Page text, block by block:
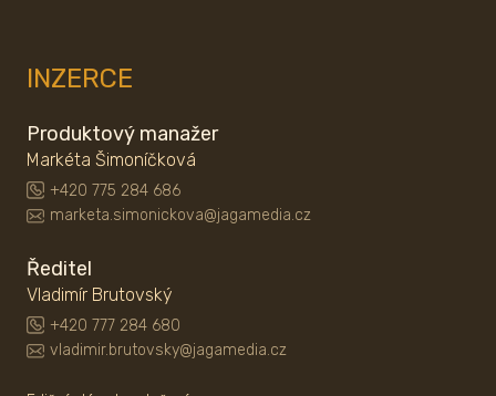
INZERCE
Produktový manažer
Markéta Šimoníčková
+420 775 284 686
marketa.simonickova@jagamedia.cz
Ředitel
Vladimír Brutovský
+420 777 284 680
vladimir.brutovsky@jagamedia.cz